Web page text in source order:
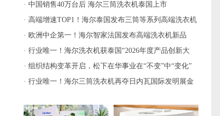
难题
· 中国销售40万台后 海尔三筒洗衣机泰国上市
· 高端增速TOP1！海尔泰国发布三筒等系列高端洗衣机
· 欧洲中企第一！海尔智家法国发布高端洗衣机新品
· 行业唯一！海尔洗衣机获泰国“2026年度产品创新大
奖”
· 组织结构变革开启，松下在华事业在“不变”中“变化”
· 行业唯一！海尔三筒洗衣机再夺日内瓦国际发明展金